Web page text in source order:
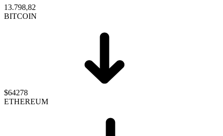
13.798,82
BITCOIN
$64278
ETHEREUM